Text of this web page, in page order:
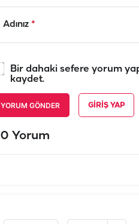
Adınız *
Bir dahaki sefere yorum
kaydet.
YORUM GÖNDER GIRIŞ YAP
0 Yorum